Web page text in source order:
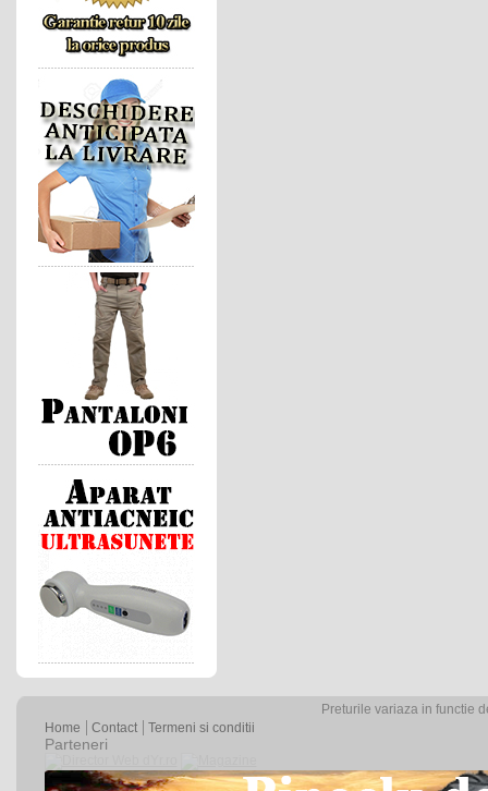
Preturile variaza in functie
Home
Contact Termeni si conditii
Parteneri